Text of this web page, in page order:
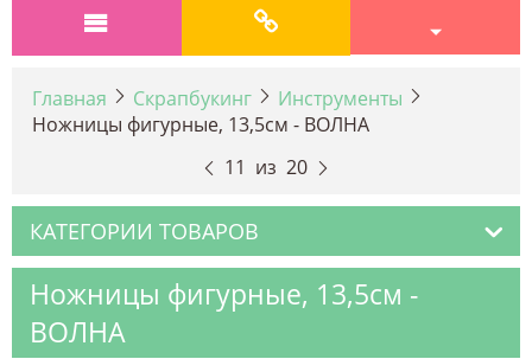
Главная Скрапбукинг
Инструменты
Ножницы фигурные, 13,5см - ВОЛНА
11 из 20
КАТЕГОРИИ ТОВАРОВ
Ножницы фигурные, 13,5см -
ВОЛНА